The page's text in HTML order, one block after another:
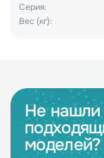
Серия:
Вес (кг):
Не нашли
моделей?